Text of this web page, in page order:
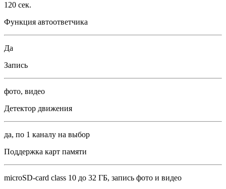
120 сек.
Функция автоответчика
Да
Запись
фото, видео
Детектор движения
да, по 1 каналу на выбор
Поддержка карт памяти
microSD-card class 10 до 32 ГБ, запись фото и видео